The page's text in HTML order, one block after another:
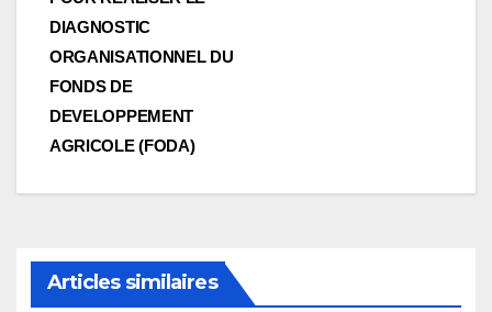
DIAGNOSTIC
ORGANISATIONNEL DU
FONDS DE
DEVELOPPEMENT
AGRICOLE (FODA)
Articles similaires